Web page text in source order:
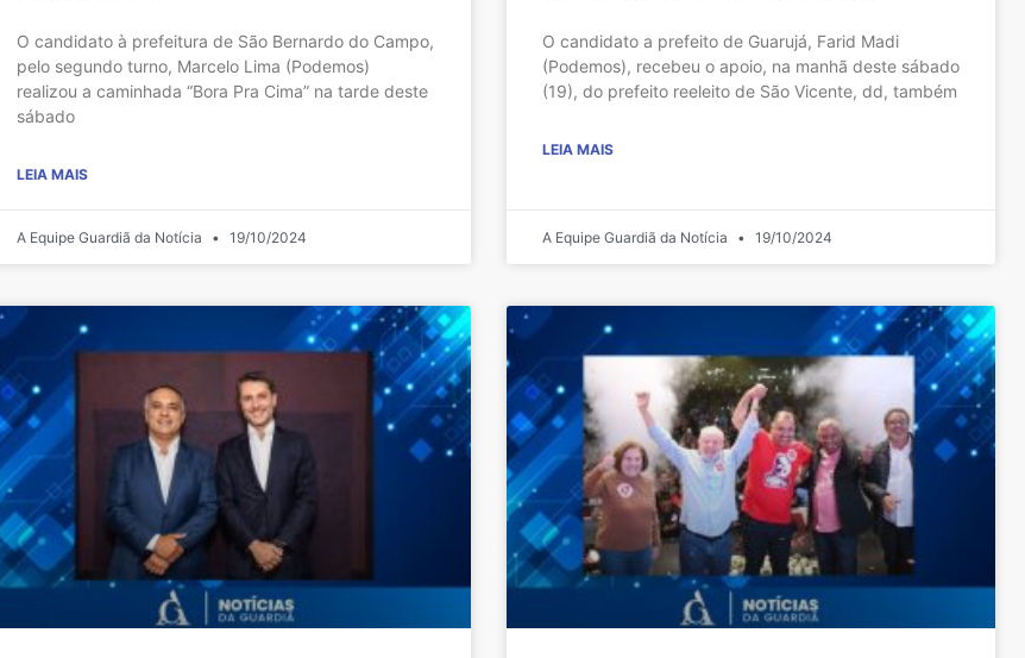
O candidato à prefeitura de São Bernardo do Campo,
pelo segundo turno, Marcelo Lima (Podemos)
realizou a caminhada “Bora Pra Cima” na tarde deste
sábado
LEIA MAIS
A Equipe Guardiã da Notícia 19/10/2024
O candidato a prefeito de Guarujá, Farid Madi
(Podemos), recebeu o apoio, na manhã deste sábado
(19), do prefeito reeleito de São Vicente, dd, também
LEIA MAIS
A Equipe Guardiã da Notícia 19/10/2024